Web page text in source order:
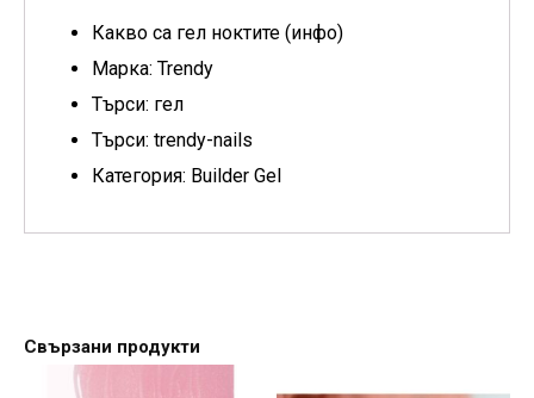
Какво са гел ноктите (инфо)
Марка: Trendy
Търси: гел
Търси: trendy-nails
Категория: Builder Gel
Свързани продукти